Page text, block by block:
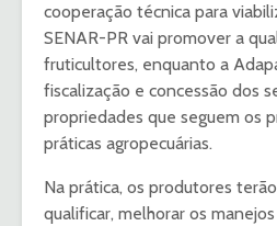
cooperação técnica para
SENAR-PR vai promover a
fruticultores, enquanto a
fiscalização e concessão dos
propriedades que seguem os
práticas agropecuárias.
Na prática, os produtores
qualificar, melhorar os